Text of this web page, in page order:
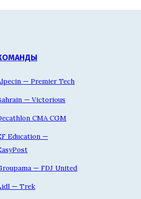
— Premier Tech
— Victorious
CMA CGM
Education —
— FDJ United
— Trek